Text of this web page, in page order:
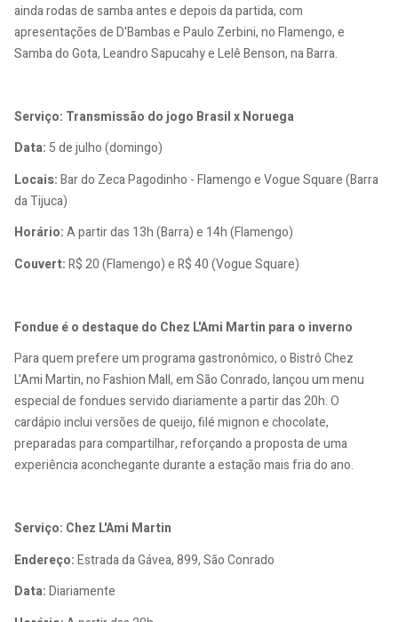
ainda rodas de samba antes e depois da partida, com
apresentações de D'Bambas e Paulo Zerbini, no Flamengo, e
Samba do Gota, Leandro Sapucahy e Lelê Benson, na Barra.
Serviço: Transmissão do jogo Brasil x Noruega
Data: 5 de julho (domingo)
Locais:Bar do Zeca Pagodinho - Flamengo e Vogue Square (Barra
da Tijuca)
Horário:A partir das 13h (Barra) e 14h (Flamengo)
Couvert:R$ 20 (Flamengo) e R$ 40 (Vogue Square)
Fondue é o destaque do Chez L'Ami Martin para o inverno
Para quem prefere um programa gastronômico, o Bistrô Chez
L'Ami Martin, no Fashion Mall, em São Conrado, lançou um menu
especial de fondues servido diariamente a partir das 20h. O
cardápio inclui versões de queijo, filé mignon e chocolate,
preparadas para compartilhar, reforçando a proposta de uma
experiência aconchegante durante a estação mais fria do ano.
Serviço: Chez L'Ami Martin
Endereço:Estrada da Gávea, 899, São Conrado
Data:Diariamente